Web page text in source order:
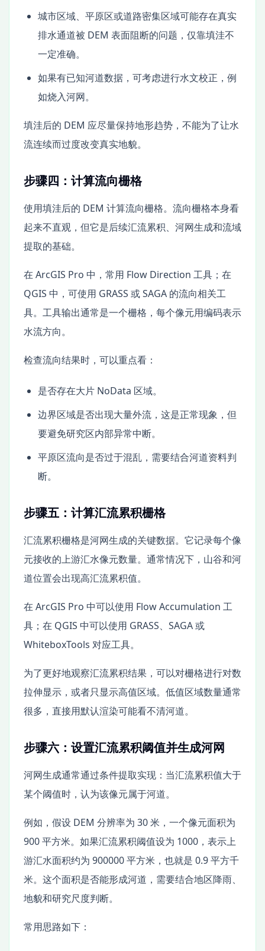
城市区域、平原区或道路密集区域可能存在真实
排水通道被 DEM 表面阻断的问题，仅靠填洼不
一定准确。
如果有已知河道数据，可考虑进行水文校正，例
如烧入河网。
填洼后的 DEM 应尽量保持地形趋势，不能为了让水
流连续而过度改变真实地貌。
步骤四：计算流向栅格
使用填洼后的 DEM 计算流向栅格。流向栅格本身看
起来不直观，但它是后续汇流累积、河网生成和流域
提取的基础。
在 ArcGIS Pro 中，常用 Flow Direction 工具；在
QGIS 中，可使用 GRASS 或 SAGA 的流向相关工
具。工具输出通常是一个栅格，每个像元用编码表示
水流方向。
检查流向结果时，可以重点看：
是否存在大片 NoData 区域。
边界区域是否出现大量外流，这是正常现象，但
要避免研究区内部异常中断。
平原区流向是否过于混乱，需要结合河道资料判
断。
步骤五：计算汇流累积栅格
汇流累积栅格是河网生成的关键数据。它记录每个像
元接收的上游汇水像元数量。通常情况下，山谷和河
道位置会出现高汇流累积值。
在 ArcGIS Pro 中可以使用 Flow Accumulation 工
具；在 QGIS 中可以使用 GRASS、SAGA 或
WhiteboxTools 对应工具。
为了更好地观察汇流累积结果，可以对栅格进行对数
拉伸显示，或者只显示高值区域。低值区域数量通常
很多，直接用默认渲染可能看不清河道。
步骤六：设置汇流累积阈值并生成河网
河网生成通常通过条件提取实现：当汇流累积值大于
某个阈值时，认为该像元属于河道。
例如，假设 DEM 分辨率为 30 米，一个像元面积为
900 平方米。如果汇流累积阈值设为 1000，表示上
游汇水面积约为 900000 平方米，也就是 0.9 平方千
米。这个面积是否能形成河道，需要结合地区降雨、
地貌和研究尺度判断。
常用思路如下：